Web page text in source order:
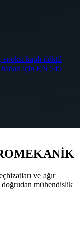
kaplı düktil
için EN 545
ve ağır
doğrudan mühendislik